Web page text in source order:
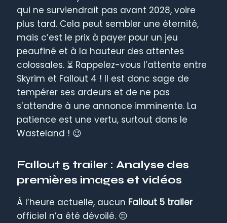
qui ne surviendrait pas avant 2028, voire
plus tard. Cela peut sembler une éternité,
mais c’est le prix à payer pour un jeu
peaufiné et à la hauteur des attentes
colossales. ⏳ Rappelez-vous l’attente entre
Skyrim et Fallout 4 ! Il est donc sage de
tempérer ses ardeurs et de ne pas
s’attendre à une annonce imminente. La
patience est une vertu, surtout dans le
Wasteland ! 😉
Fallout 5 trailer : Analyse des
premières images et vidéos
À l’heure actuelle, aucun Fallout 5 trailer
officiel n’a été dévoilé. 😔